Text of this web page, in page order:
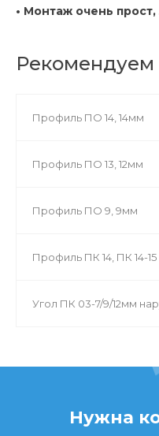
• Монтаж очень
Рекомендуем
Профиль ПО 14, 14мм
Профиль ПО 13, 12мм
Профиль ПО 9, 9мм
Профиль ПК 14, ПК 14-
Угол ПК 03-7/9/12мм
Нужна